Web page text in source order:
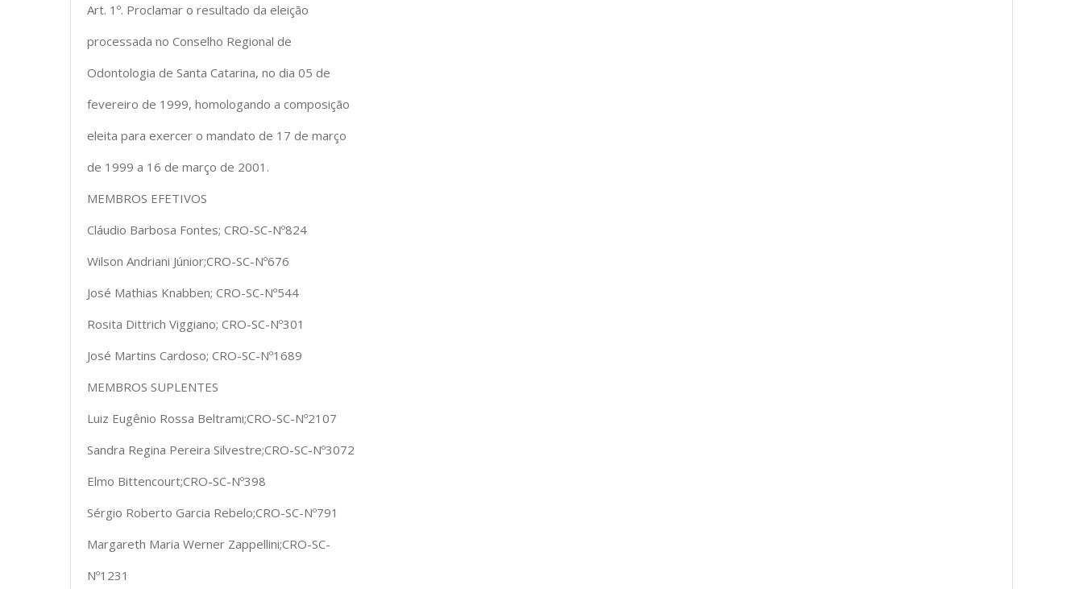
Art. 1º. Proclamar o resultado da eleição
processada no Conselho Regional de
Odontologia de Santa Catarina, no dia 05 de
fevereiro de 1999, homologando a composição
eleita para exercer o mandato de 17 de março
de 1999 a 16 de março de 2001.
MEMBROS EFETIVOS
Cláudio Barbosa Fontes; CRO-SC-Nº824
Wilson Andriani Júnior;CRO-SC-Nº676
José Mathias Knabben; CRO-SC-Nº544
Rosita Dittrich Viggiano; CRO-SC-Nº301
José Martins Cardoso; CRO-SC-Nº1689
MEMBROS SUPLENTES
Luiz Eugênio Rossa Beltrami;CRO-SC-Nº2107
Sandra Regina Pereira Silvestre;CRO-SC-Nº3072
Elmo Bittencourt;CRO-SC-Nº398
Sérgio Roberto Garcia Rebelo;CRO-SC-Nº791
Margareth Maria Werner Zappellini;CRO-SC-
Nº1231